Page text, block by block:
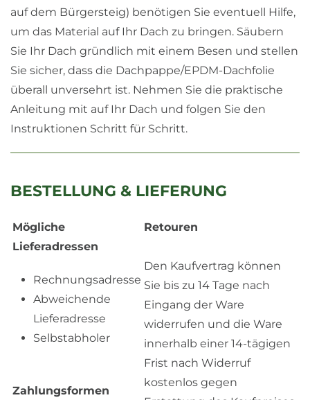
auf dem Bürgersteig) benötigen Sie eventuell Hilfe,
um das Material auf Ihr Dach zu bringen. Säubern
Sie Ihr Dach gründlich mit einem Besen und stellen
Sie sicher, dass die Dachpappe/EPDM-Dachfolie
überall unversehrt ist. Nehmen Sie die praktische
Anleitung mit auf Ihr Dach und folgen Sie den
Instruktionen Schritt für Schritt.
BESTELLUNG & LIEFERUNG
Mögliche
Lieferadressen
Rechnungsadresse
Abweichende
Lieferadresse
Selbstabholer
Zahlungsformen
Retouren
Den Kaufvertrag können
Sie bis zu 14 Tage nach
Eingang der Ware
widerrufen und die Ware
innerhalb einer 14-tägigen
Frist nach Widerruf
kostenlos gegen